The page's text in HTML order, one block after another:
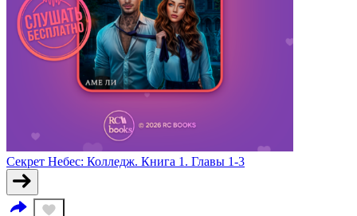
Секрет Небес: Колледж. Книга 1. Главы 1-3